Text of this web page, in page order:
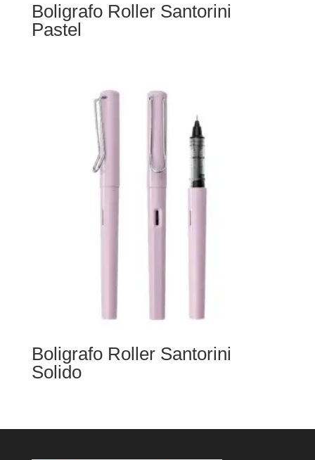
Boligrafo Roller Santorini
Pastel
Boligrafo Roller Santorini
Solido